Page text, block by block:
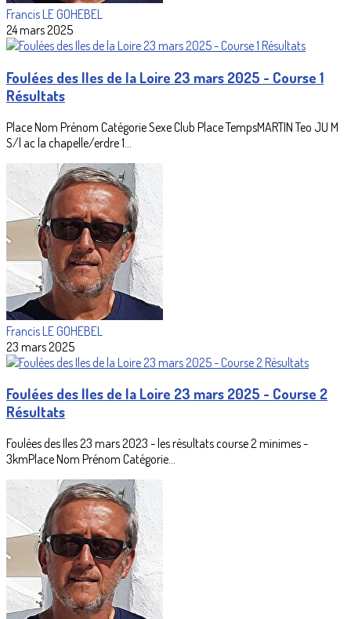
Francis LE GOHEBEL
24 mars 2025
Foulées des Iles de la Loire 23 mars 2025 - Course 1
Résultats
Place Nom Prénom Catégorie Sexe Club Place TempsMARTIN Teo JU M
S/l ac la chapelle/erdre 1...
Francis LE GOHEBEL
23 mars 2025
Foulées des Iles de la Loire 23 mars 2025 - Course 2
Résultats
Foulées des Iles 23 mars 2023 - les résultats course 2 minimes -
3kmPlace Nom Prénom Catégorie...